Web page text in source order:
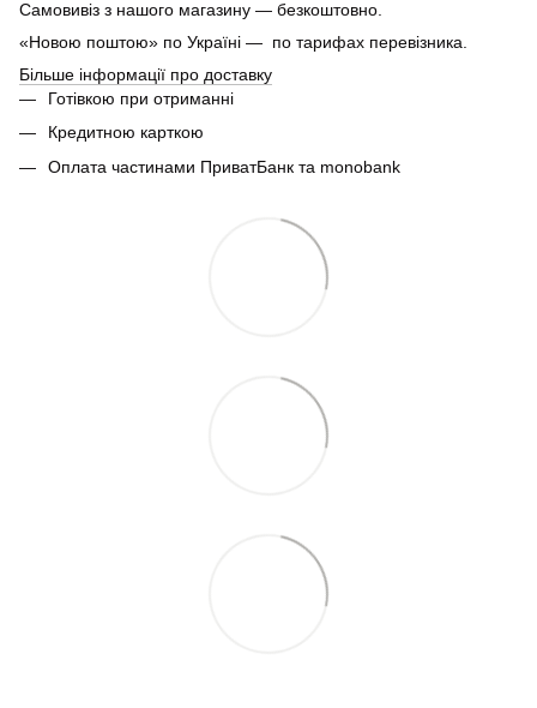
Самовивіз з нашого магазину — безкоштовно.
«Новою поштою» по Україні — по тарифах перевізника.
Більше інформації про доставку
Готівкою при отриманні
Кредитною карткою
Оплата частинами ПриватБанк та monobank